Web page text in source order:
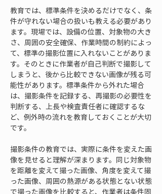
教育では、標準条件を決めるだけでなく、条
件が守れない場合の扱いも教える必要があり
ます。現場では、設備の位置、対象物の大き
さ、周囲の安全確保、作業時間の制約によっ
て、標準の撮影位置に入れないことがありま
す。そのときに作業者が自己判断で撮影して
しまうと、後から比較できない画像が残る可
能性があります。標準条件から外れた場合
は、撮影条件を記録する、再撮影の必要性を
判断する、上長や検査責任者に確認するな
ど、例外時の流れを教育しておくことが大切
です。
撮影条件の教育では、実際に条件を変えた画
像を見せると理解が深まります。同じ対象物
を距離を変えて撮った画像、角度を変えて撮
った画像、周囲の熱源がある状態とない状態
で撮った画像を比較すると、作業者は条件固